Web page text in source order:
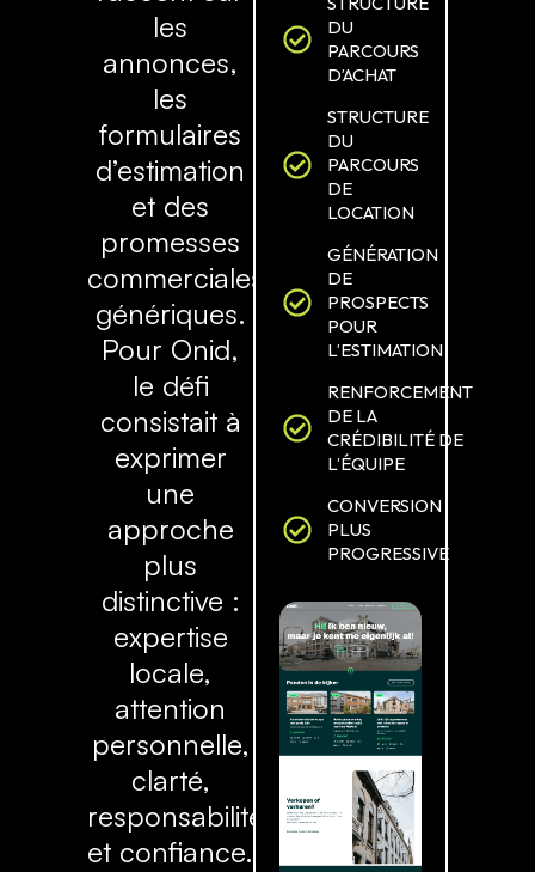
les
annonces,
les
formulaires
d’estimation
et des
promesses
commerciales
génériques.
Pour Onid,
le défi
consistait à
exprimer
une
approche
plus
distinctive :
expertise
locale,
attention
personnelle,
clarté,
responsabilité
et confiance.
DU
PARCOURS
D’ACHAT
STRUCTURE
DU
PARCOURS
DE
LOCATION
GÉNÉRATION
DE
PROSPECTS
POUR
L’ESTIMATION
RENFORCEMENT
DE LA
CRÉDIBILITÉ DE
L’ÉQUIPE
CONVERSION
PLUS
PROGRESSIVE